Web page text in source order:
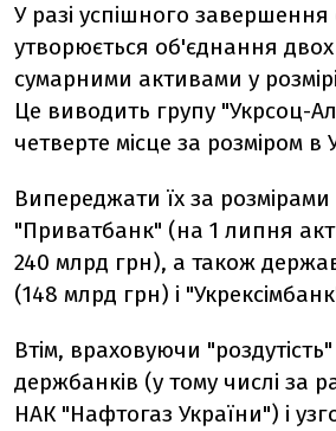
У разі успішного завершення
утворюється об'єднання двох
сумарними активами у
Це виводить групу "Укрсоц-
четверте місце за розміром в
Випереджати їх за розмірами
"Приватбанк" (на 1 липня
240 млрд грн), а також
(148 млрд грн) і
Втім, враховуючи
держбанків (у тому числі за
НАК "Нафтогаз України") і